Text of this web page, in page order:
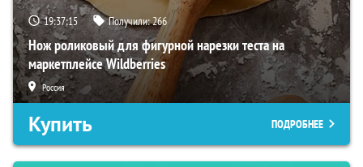
19:37:14 Получили:266
Нож роликовый для фигурной нарезки теста на
маркетплейсе Wildberries
Россия
Купить ПОДРОБНЕЕ